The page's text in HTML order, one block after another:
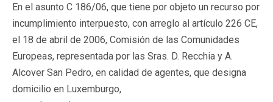
En el asunto C 186/06, que tiene por objeto un recurso por
incumplimiento interpuesto, con arreglo al artículo 226 CE,
el 18 de abril de 2006, Comisión de las Comunidades
Europeas, representada por las Sras. D. Recchia y A.
Alcover San Pedro, en calidad de agentes, que designa
domicilio en Luxemburgo,